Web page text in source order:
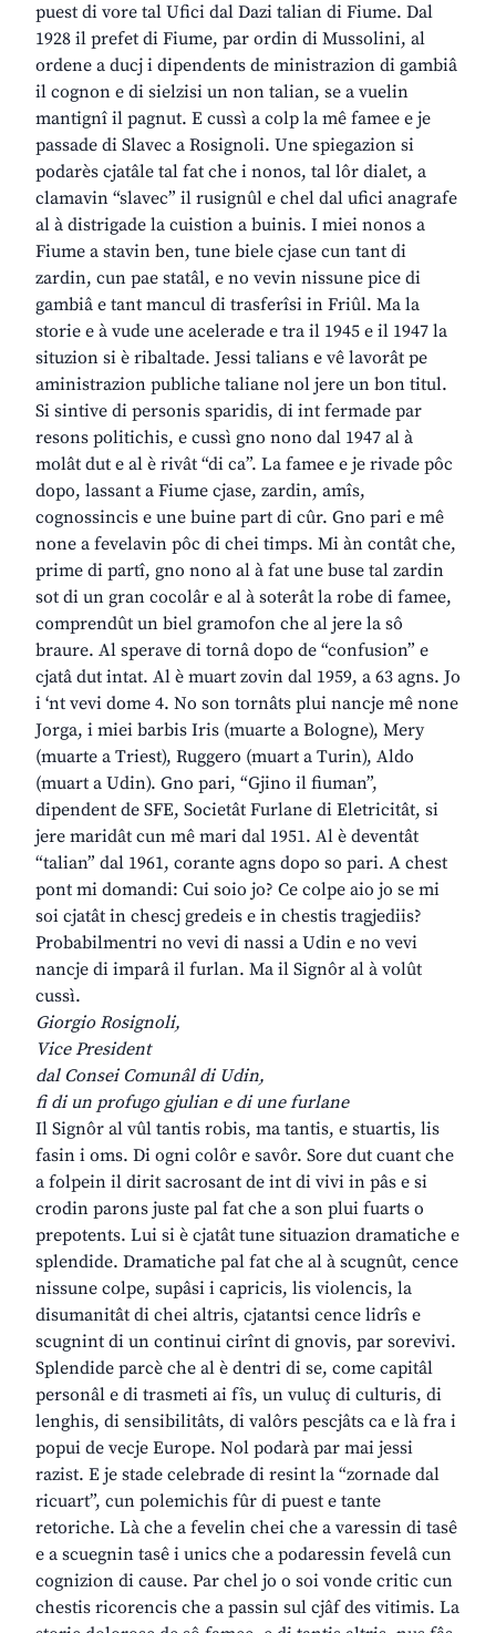
puest di vore tal Ufici dal Dazi talian di Fiume. Dal
1928 il prefet di Fiume, par ordin di Mussolini, al
ordene a ducj i dipendents de ministrazion di gambiâ
il cognon e di sielzisi un non talian, se a vuelin
mantignî il pagnut. E cussì a colp la mê famee e je
passade di Slavec a Rosignoli. Une spiegazion si
podarès cjatâle tal fat che i nonos, tal lôr dialet, a
clamavin “slavec” il rusignûl e chel dal ufici anagrafe
al à distrigade la cuistion a buinis. I miei nonos a
Fiume a stavin ben, tune biele cjase cun tant di
zardin, cun pae statâl, e no vevin nissune pice di
gambiâ e tant mancul di trasferîsi in Friûl. Ma la
storie e à vude une acelerade e tra il 1945 e il 1947 la
situzion si è ribaltade. Jessi talians e vê lavorât pe
aministrazion publiche taliane nol jere un bon titul.
Si sintive di personis sparidis, di int fermade par
resons politichis, e cussì gno nono dal 1947 al à
molât dut e al è rivât “di ca”. La famee e je rivade pôc
dopo, lassant a Fiume cjase, zardin, amîs,
cognossincis e une buine part di cûr. Gno pari e mê
none a fevelavin pôc di chei timps. Mi àn contât che,
prime di partî, gno nono al à fat une buse tal zardin
sot di un gran cocolâr e al à soterât la robe di famee,
comprendût un biel gramofon che al jere la sô
braure. Al sperave di tornâ dopo de “confusion” e
cjatâ dut intat. Al è muart zovin dal 1959, a 63 agns. Jo
i ‘nt vevi dome 4. No son tornâts plui nancje mê none
Jorga, i miei barbis Iris (muarte a Bologne), Mery
(muarte a Triest), Ruggero (muart a Turin), Aldo
(muart a Udin). Gno pari, “Gjino il fiuman”,
dipendent de SFE, Societât Furlane di Eletricitât, si
jere maridât cun mê mari dal 1951. Al è deventât
“talian” dal 1961, corante agns dopo so pari. A chest
pont mi domandi: Cui soio jo? Ce colpe aio jo se mi
soi cjatât in chescj gredeis e in chestis tragjediis?
Probabilmentri no vevi di nassi a Udin e no vevi
nancje di imparâ il furlan. Ma il Signôr al à volût
cussì.
Giorgio Rosignoli,
Vice President
dal Consei Comunâl di Udin,
fi di un profugo gjulian e di une furlane
Il Signôr al vûl tantis robis, ma tantis, e stuartis, lis
fasin i oms. Di ogni colôr e savôr. Sore dut cuant che
a folpein il dirit sacrosant de int di vivi in pâs e si
crodin parons juste pal fat che a son plui fuarts o
prepotents. Lui si è cjatât tune situazion dramatiche e
splendide. Dramatiche pal fat che al à scugnût, cence
nissune colpe, supâsi i capricis, lis violencis, la
disumanitât di chei altris, cjatantsi cence lidrîs e
scugnint di un continui cirînt di gnovis, par sorevivi.
Splendide parcè che al è dentri di se, come capitâl
personâl e di trasmeti ai fîs, un vuluç di culturis, di
lenghis, di sensibilitâts, di valôrs pescjâts ca e là fra i
popui de vecje Europe. Nol podarà par mai jessi
razist. E je stade celebrade di resint la “zornade dal
ricuart”, cun polemichis fûr di puest e tante
retoriche. Là che a fevelin chei che a varessin di tasê
e a scuegnin tasê i unics che a podaressin fevelâ cun
cognizion di cause. Par chel jo o soi vonde critic cun
chestis ricorencis che a passin sul cjâf des vitimis. La